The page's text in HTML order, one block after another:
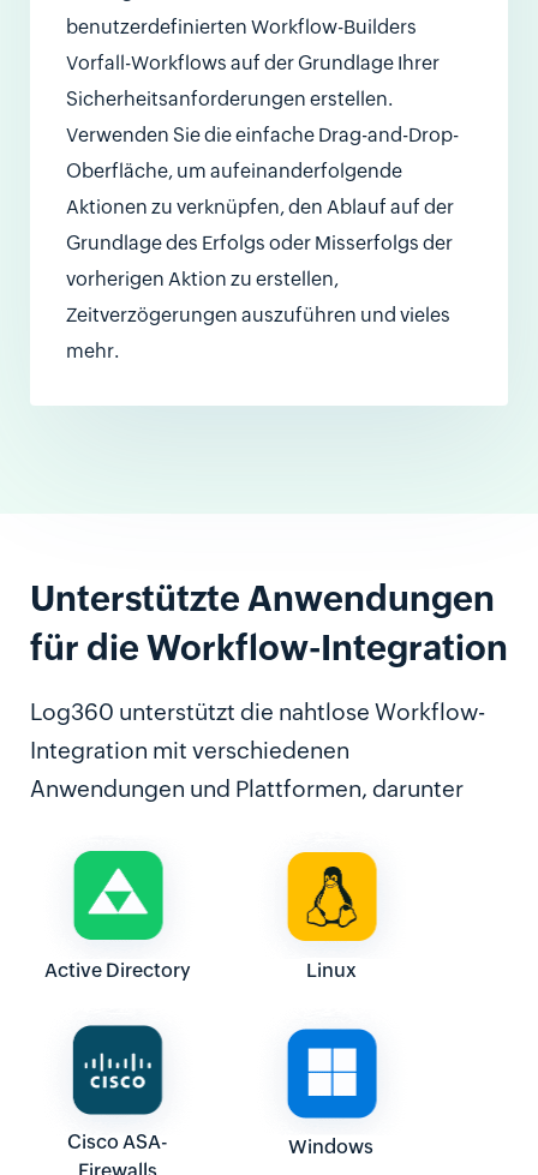
benutzerdefinierten Workflow-Builders
Vorfall-Workflows auf der Grundlage Ihrer
Sicherheitsanforderungen erstellen.
Verwenden Sie die einfache Drag-and-Drop-
Oberfläche, um aufeinanderfolgende
Aktionen zu verknüpfen, den Ablauf auf der
Grundlage des Erfolgs oder Misserfolgs der
vorherigen Aktion zu erstellen,
Zeitverzögerungen auszuführen und vieles
mehr.
Unterstützte Anwendungen
für die Workflow-Integration
Log360 unterstützt die nahtlose Workflow-
Integration mit verschiedenen
Anwendungen und Plattformen, darunter
Active Directory Linux
Cisco ASA-
Firewalls
Windows